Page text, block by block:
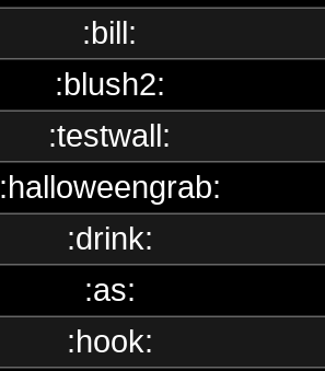
:bill:
:blush2:
:testwall:
:halloweengrab:
:drink:
:as:
:hook: